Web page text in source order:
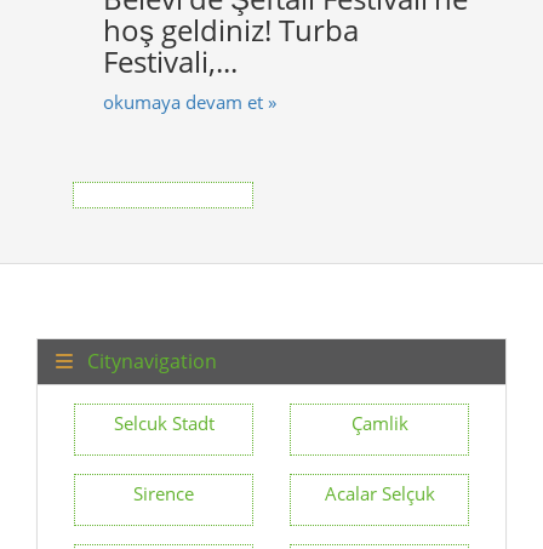
hoş geldiniz! Turba
Festivali,...
okumaya devam et »
Citynavigation
Selcuk Stadt Çamlik
Sirence Acalar Selçuk